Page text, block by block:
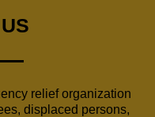
relief organization
displaced persons,